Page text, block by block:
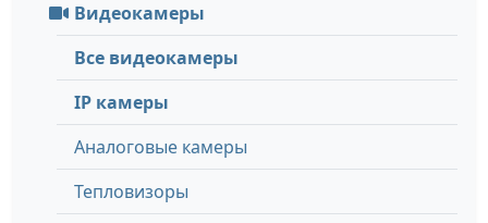
Видеокамеры
Все видеокамеры
IP камеры
Аналоговые камеры
Тепловизоры